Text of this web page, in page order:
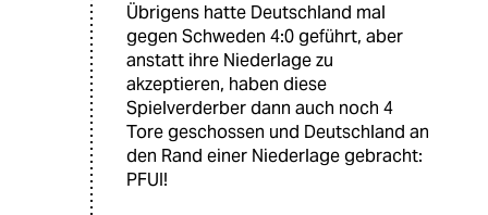
Übrigens hatte Deutschland mal
gegen Schweden 4:0 geführt, aber
anstatt ihre Niederlage zu
akzeptieren, haben diese
Spielverderber dann auch noch 4
Tore geschossen und Deutschland an
den Rand einer Niederlage gebracht:
PFUI!